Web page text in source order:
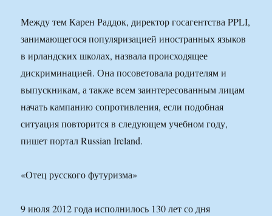
Между тем Карен Раддок, директор госагентства PPLI,
занимающегося популяризацией иностранных языков
в ирландских школах, назвала происходящее
дискриминацией. Она посоветовала родителям и
выпускникам, а также всем заинтересованным лицам
начать кампанию сопротивления, если подобная
ситуация повторится в следующем учебном году,
пишет портал Russian Ireland.
«Отец русского футуризма»
9 июля 2012 года исполнилось 130 лет со дня